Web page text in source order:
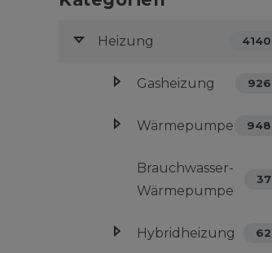
Heizung 4140
Gasheizung 926
Wärmepumpe 948
Brauchwasser-
Wärmepumpe
37
Hybridheizung 62